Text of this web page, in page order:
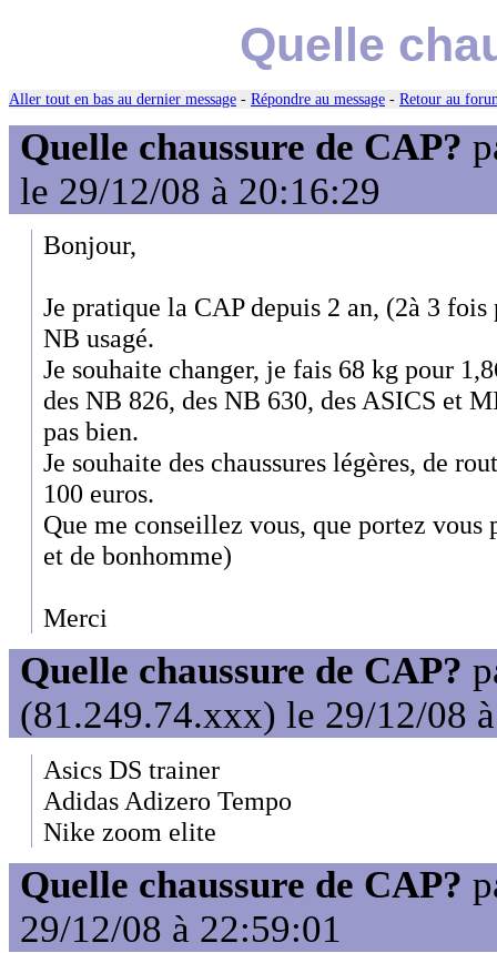
Quelle
Aller tout en bas au dernier message - Répondre au message - Retour au
Quelle chaussure de CAP?
le 29/12/08 à 20:16:29
Bonjour,
Je pratique la CAP depuis 2 an, (2à 3
NB usagé.
Je souhaite changer, je fais 68 kg pour
des NB 826, des NB 630, des ASICS et
pas bien.
Je souhaite des chaussures légères, de
100 euros.
Que me conseillez vous, que portez vous
et de bonhomme)
Merci
Quelle chaussure de CAP?
(81.249.74.xxx) le 29/12/08
Asics DS trainer
Adidas Adizero Tempo
Nike zoom elite
Quelle chaussure de CAP?
29/12/08 à 22:59:01